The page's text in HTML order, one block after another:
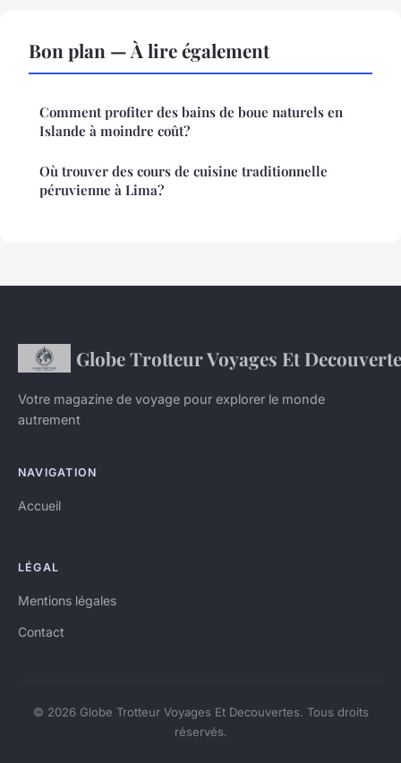
Bon plan — À lire également
Comment profiter des bains de boue naturels en
Islande à moindre coût?
Où trouver des cours de cuisine traditionnelle
péruvienne à Lima?
Globe Trotteur Voyages Et
Votre magazine de voyage pour explorer le monde
autrement
NAVIGATION
Accueil
LÉGAL
Mentions légales
Contact
© 2026 Globe Trotteur Voyages Et Decouvertes. Tous droits
réservés.